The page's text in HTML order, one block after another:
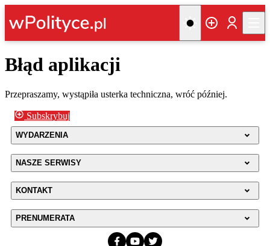
Błąd aplikacji
Przepraszamy, wystąpiła usterka techniczna, wróć później.
Subskrybuj
WYDARZENIA
NASZE SERWISY
KONTAKT
PRENUMERATA